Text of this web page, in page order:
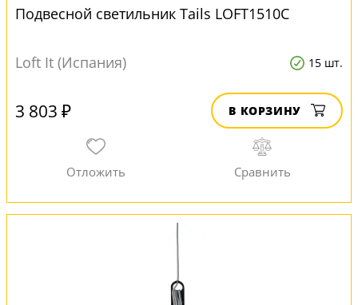
Подвесной светильник Tails LOFT1510C
Loft It (Испания) 15 шт.
3 803 ₽ В КОРЗИНУ